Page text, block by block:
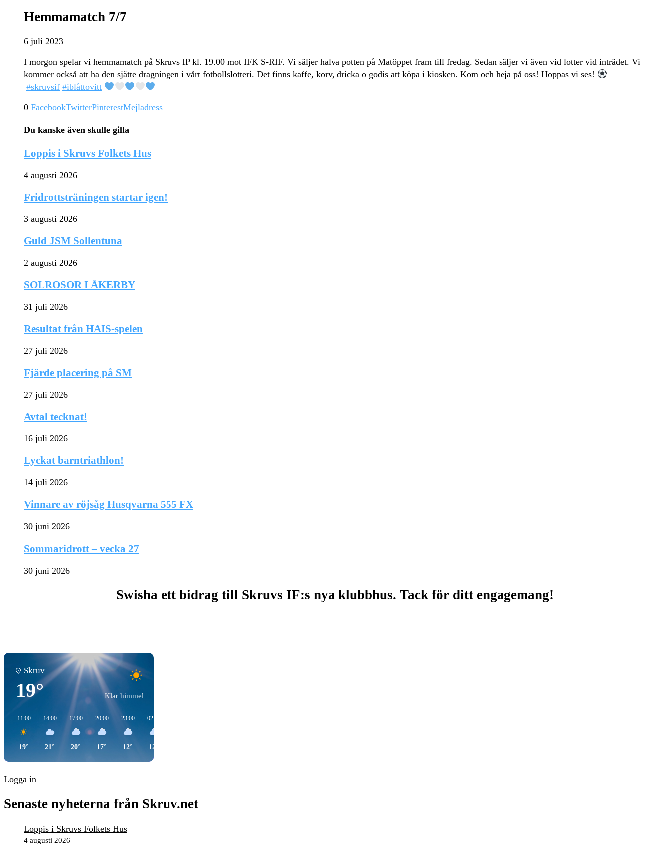
Hemmamatch 7/7
6 juli 2023
I morgon spelar vi hemmamatch på Skruvs IP kl. 19.00 mot IFK S-RIF. Vi säljer halva potten på Matöppet fram till fredag. Sedan säljer vi även vid lotter vid inträdet. Vi
kommer också att ha den sjätte dragningen i vårt fotbollslotteri. Det finns kaffe, korv, dricka o godis att köpa i kiosken. Kom och heja på oss! Hoppas vi ses!
#skruvsif #iblåttovitt
0 FacebookTwitterPinterestMejladress
Du kanske även skulle gilla
Loppis i Skruvs Folkets Hus
4 augusti 2026
Fridrottsträningen startar igen!
3 augusti 2026
Guld JSM Sollentuna
2 augusti 2026
SOLROSOR I ÅKERBY
31 juli 2026
Resultat från HAIS-spelen
27 juli 2026
Fjärde placering på SM
27 juli 2026
Avtal tecknat!
16 juli 2026
Lyckat barntriathlon!
14 juli 2026
Vinnare av röjsåg Husqvarna 555 FX
30 juni 2026
Sommaridrott – vecka 27
30 juni 2026
Swisha ett bidrag till Skruvs IF:s nya klubbhus. Tack för ditt engagemang!
Skruv
19° Klar himmel
11:00
19°
14:00
21°
17:00
20°
20:00
17°
23:00
12°
02:00
12°
Logga in
Senaste nyheterna från Skruv.net
Loppis i Skruvs Folkets Hus
4 augusti 2026